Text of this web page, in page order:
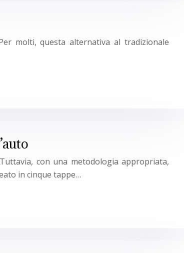
molti, questa alternativa al tradizionale
con una metodologia appropriata,
in cinque tappe…